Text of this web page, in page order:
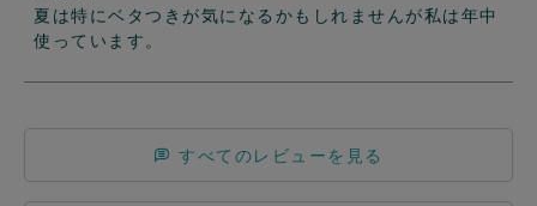
夏は特にベタつきが気になるかもしれませんが私は年中
使っています。
すべてのレビューを見る